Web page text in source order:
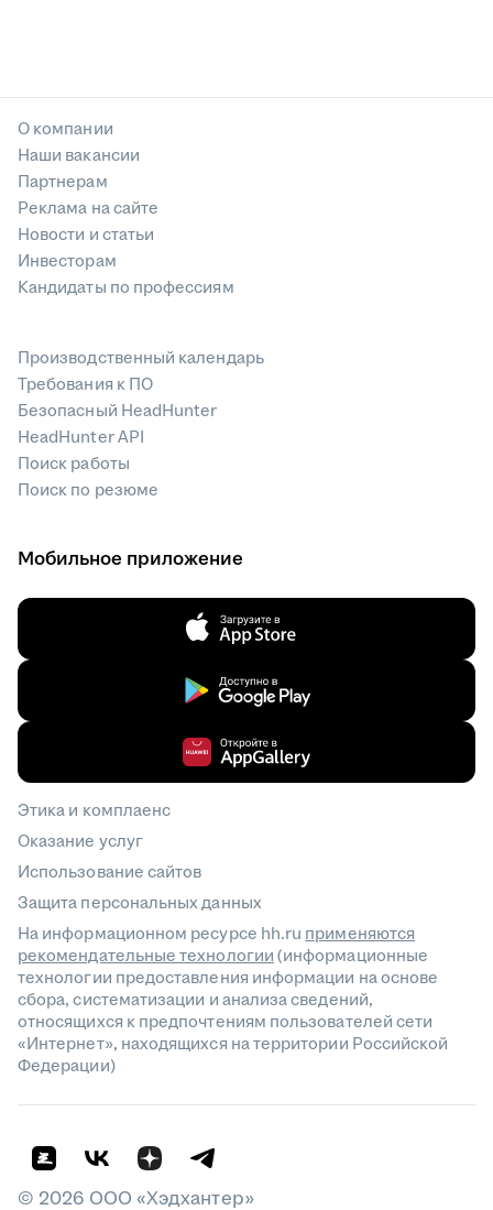
О компании
Наши вакансии
Партнерам
Реклама на сайте
Новости и статьи
Инвесторам
Кандидаты по профессиям
Производственный календарь
Требования к ПО
Безопасный HeadHunter
HeadHunter API
Поиск работы
Поиск по резюме
Мобильное приложение
Этика и комплаенс
Оказание услуг
Использование сайтов
Защита персональных данных
На информационном ресурсе hh.ru применяются
рекомендательные технологии(информационные
технологии предоставления информации на основе
сбора, систематизации и анализа сведений,
относящихся к предпочтениям пользователей сети
«Интернет», находящихся на территории Российской
Федерации)
© 2026 ООО «Хэдхантер»